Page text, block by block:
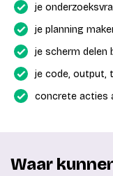
je
je planning
je scherm delen
je code, output,
concrete acties
Waar